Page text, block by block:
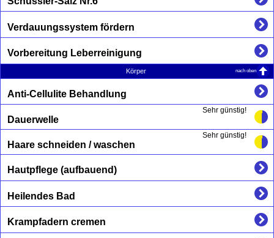
Verdauungssystem fördern
Vorbereitung Leberreinigung
Körper nach oben
Anti-Cellulite Behandlung
Sehr günstig!
Dauerwelle
Sehr günstig!
Haare schneiden / waschen
Hautpflege (aufbauend)
Heilendes Bad
Krampfadern cremen